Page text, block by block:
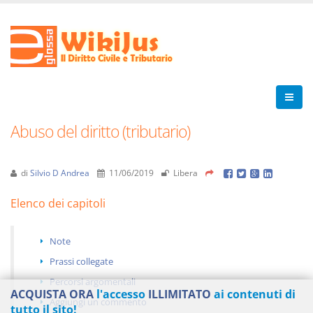
Abuso del diritto (tributario)
di Silvio D Andrea 11/06/2019 Libera
Elenco dei capitoli
Note
Prassi collegate
Percorsi argomentali
Aggiungi un commento
ACQUISTA ORA l'accesso ILLIMITATO ai contenuti di
tutto il sito!